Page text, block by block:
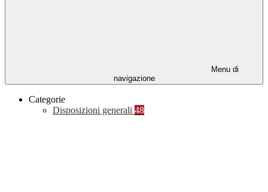
Menu di
navigazione
Categorie
Disposizioni generali 48